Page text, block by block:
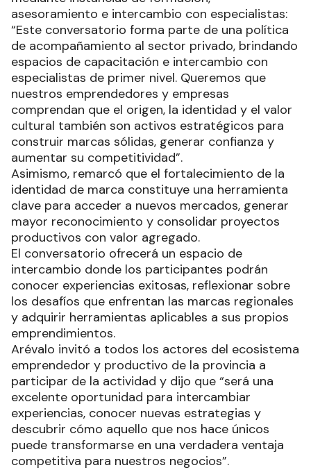
asesoramiento e intercambio con especialistas:
“Este conversatorio forma parte de una política
de acompañamiento al sector privado, brindando
espacios de capacitación e intercambio con
especialistas de primer nivel. Queremos que
nuestros emprendedores y empresas
comprendan que el origen, la identidad y el valor
cultural también son activos estratégicos para
construir marcas sólidas, generar confianza y
aumentar su competitividad”.
Asimismo, remarcó que el fortalecimiento de la
identidad de marca constituye una herramienta
clave para acceder a nuevos mercados, generar
mayor reconocimiento y consolidar proyectos
productivos con valor agregado.
El conversatorio ofrecerá un espacio de
intercambio donde los participantes podrán
conocer experiencias exitosas, reflexionar sobre
los desafíos que enfrentan las marcas regionales
y adquirir herramientas aplicables a sus propios
emprendimientos.
Arévalo invitó a todos los actores del ecosistema
emprendedor y productivo de la provincia a
participar de la actividad y dijo que “será una
excelente oportunidad para intercambiar
experiencias, conocer nuevas estrategias y
descubrir cómo aquello que nos hace únicos
puede transformarse en una verdadera ventaja
competitiva para nuestros negocios”.